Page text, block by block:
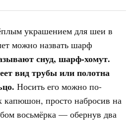
украшением для шеи в
можно назвать шарф
снуд, шарф-хомут.
вид трубы или полотна
Носить его можно по-
капюшон, просто набросив на
восьмёрка — обернув два